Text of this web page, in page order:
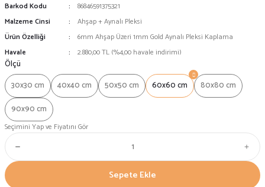
Barkod Kodu
86846591375321
Malzeme Cinsi
Ahşap + Aynalı Pleksi
Ürün Özelliği
6mm Ahşap Üzeri 1mm Gold Aynalı Pleksi Kaplama
Havale
2.880,00 TL (%4,00 havale indirimi)
Ölçü
30x30 cm
40x40 cm 50x50 cm 60x60 cm
80x80 cm
90x90 cm
Seçimini Yap ve Fiyatını Gör
Sepete Ekle